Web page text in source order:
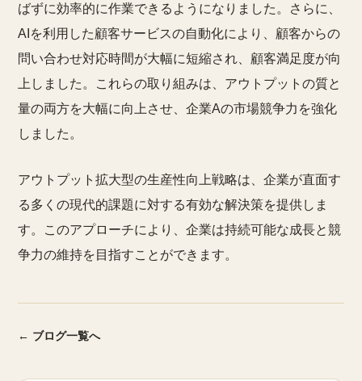
ばずに効率的に作業できるようになりました。さらに、
AIを利用した顧客サービスの自動化により、顧客からの
問い合わせ対応時間が大幅に短縮され、顧客満足度が向
上しました。これらの取り組みは、アウトプットの質と
量の両方を大幅に向上させ、企業Aの市場競争力を強化
しました。
アウトプット拡大型の生産性向上戦略は、企業が直面す
る多くの現代的課題に対する有効な解決策を提供しま
す。このアプローチにより、企業は持続可能な成長と競
争力の維持を目指すことができます。
← ブログ一覧へ